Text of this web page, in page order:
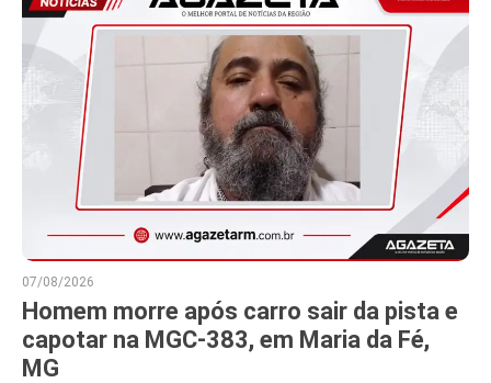
07/08/2026
Homem morre após carro sair da pista e
capotar na MGC-383, em Maria da Fé,
MG